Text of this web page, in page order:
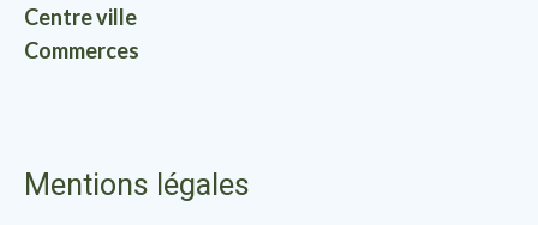
Centre ville
Commerces
Mentions légales